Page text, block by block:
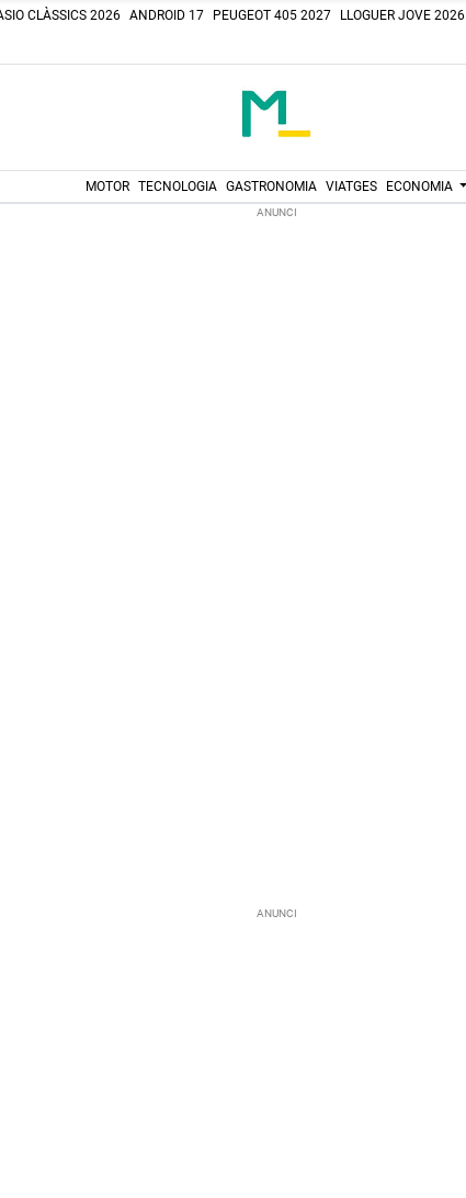
CLÀSSICS 2026 ANDROID 17 PEUGEOT 405 2027 LLOGUER JOVE 2026
MOTOR TECNOLOGIA GASTRONOMIA VIATGES ECONOMIA